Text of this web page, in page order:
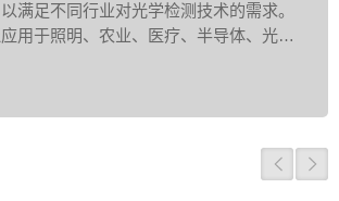
满足不同行业对光学检测技术的需求。
用于照明、农业、医疗、半导体、光电